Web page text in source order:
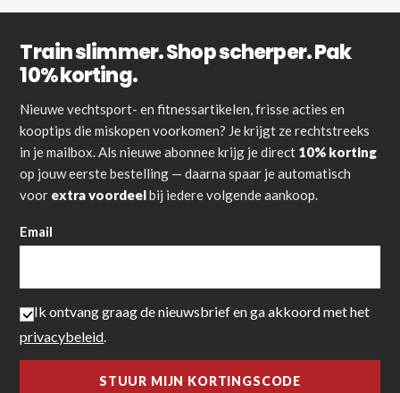
Train slimmer. Shop scherper. Pak
10% korting.
Nieuwe vechtsport- en fitnessartikelen, frisse acties en
kooptips die miskopen voorkomen? Je krijgt ze rechtstreeks
in je mailbox. Als nieuwe abonnee krijg je direct 10% korting
op jouw eerste bestelling — daarna spaar je automatisch
voor extra voordeelbij iedere volgende aankoop.
Email
Ik ontvang graag de nieuwsbrief en ga akkoord met het
privacybeleid.